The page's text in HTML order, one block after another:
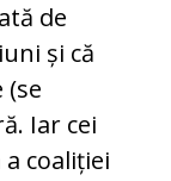
de
și că
Iar cei
coaliției